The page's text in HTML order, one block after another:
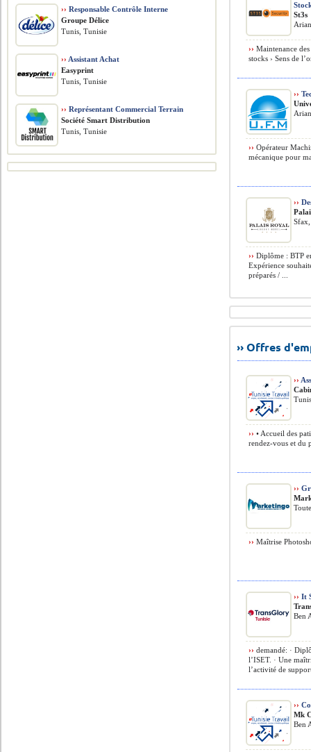
St3s
›› Maintenance
stocks › Sens de
››
›› Opérateur
mécanique pour
››
›› Diplôme : BTP
Expérience
préparés / ...
›› Offres
››
›› • Accueil des
rendez-vous et du
››
›› Maîtrise
›› It
Ben
›› demandé: ·
l’ISET. · Une
l’activité de
››
Mk
Ben
›› Responsable Contrôle Interne
Groupe Délice
Tunis, Tunisie
›› Assistant Achat
Easyprint
Tunis, Tunisie
›› Représentant Commercial Terrain
Société Smart Distribution
Tunis, Tunisie